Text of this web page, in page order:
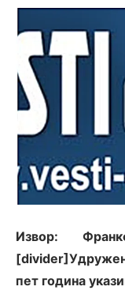
Извор:
пет година